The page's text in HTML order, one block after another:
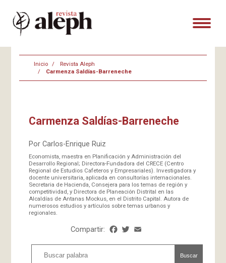
Inicio
Revista Aleph
Carmenza Saldías-Barreneche
Carmenza Saldías-Barreneche
Por Carlos-Enrique Ruiz
Economista, maestra en Planificación y Administración del
Desarrollo Regional; Directora-Fundadora del CRECE (Centro
Regional de Estudios Cafeteros y Empresariales). Investigadora y
docente universitaria, aplicada en consultorías internacionales.
Secretaria de Hacienda, Consejera para los temas de región y
competitividad, y Directora de Planeación Distrital en las
Alcaldías de Antanas Mockus, en el Distrito Capital. Autora de
numerosos estudios y artículos sobre temas urbanos y
regionales.
Compartir: Facebook
Twitter
Buscar